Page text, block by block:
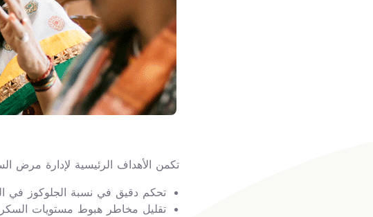
تكمن الأهداف الرئيسية لإدارة مرض
تحكم دقيق في نسبة الجلوكوز في
تقليل مخاطر هبوط مستويات السكر